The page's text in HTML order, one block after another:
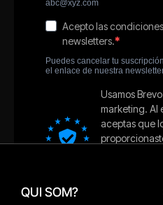
QUI SOM?